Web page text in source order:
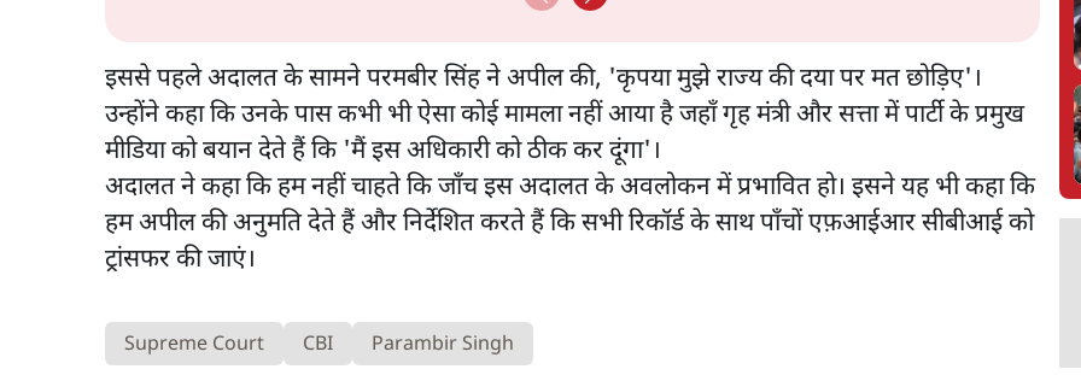
इससे पहले अदालत के सामने परमबीर सिंह ने अपील की, 'कृपया मुझे राज्य की दया पर मत छोड़िए'।
उन्होंने कहा कि उनके पास कभी भी ऐसा कोई मामला नहीं आया है जहाँ गृह मंत्री और सत्ता में पार्टी के प्रमुख
मीडिया को बयान देते हैं कि 'मैं इस अधिकारी को ठीक कर दूंगा'।
अदालत ने कहा कि हम नहीं चाहते कि जाँच इस अदालत के अवलोकन में प्रभावित हो। इसने यह भी कहा कि
हम अपील की अनुमति देते हैं और निर्देशित करते हैं कि सभी रिकॉर्ड के साथ पाँचों एफ़आईआर सीबीआई को
ट्रांसफर की जाएं।
Supreme Court CBI Parambir Singh